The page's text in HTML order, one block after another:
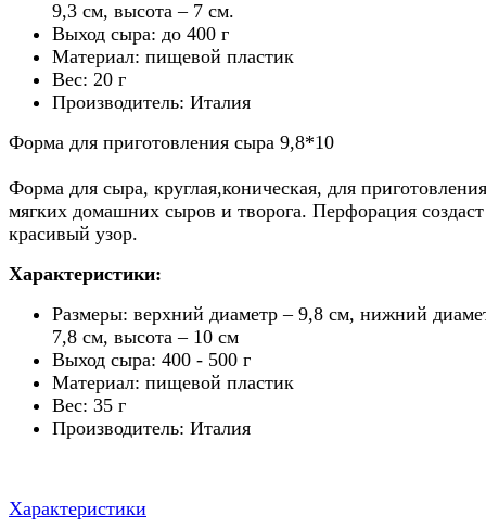
9,3 см, высота – 7 см.
Выход сыра: до 400 г
Материал: пищевой пластик
Вес: 20 г
Производитель: Италия
Форма для приготовления сыра 9,8*10
Форма для сыра, круглая,коническая, для приготовления
мягких домашних сыров и творога. Перфорация создаст
красивый узор.
Характеристики:
Размеры: верхний диаметр – 9,8 см, нижний
7,8 см, высота – 10 см
Выход сыра: 400 - 500 г
Материал: пищевой пластик
Вес: 35 г
Производитель: Италия
Характеристики